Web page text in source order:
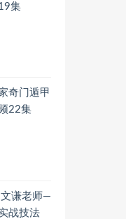
集
奇门遁甲
22集
谦老师—
战技法